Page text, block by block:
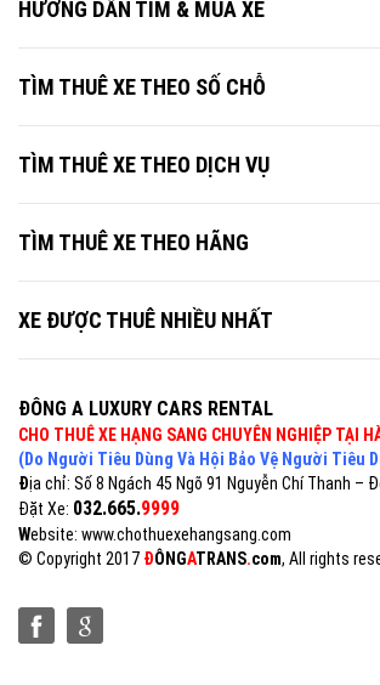
HƯỚNG DẪN TÌM & MUA XE
TÌM THUÊ XE THEO SỐ CHỖ
TÌM THUÊ XE THEO DỊCH VỤ
TÌM THUÊ XE THEO HÃNG
XE ĐƯỢC THUÊ NHIỀU NHẤT
ĐÔNG A LUXURY CARS RENTAL
CHO THUÊ XE HẠNG SANG CHUYÊN NGHIỆP TẠI
(Do Người Tiêu Dùng Và Hội Bảo Vệ Người Tiêu
Địa chỉ: Số 8 Ngách 45 Ngõ 91 Nguyễn Chí Thanh –
Đặt Xe: 032.665.9999
Website: www.chothuexehangsang.com
© Copyright 2017 ĐÔ NGATRANS.com, All rights